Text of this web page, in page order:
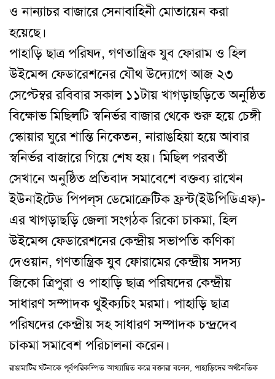
ও নান্যাচর বাজারে সেনাবাহিনী মোতায়েন করা
হয়েছে।
পাহাড়ি ছাত্র পরিষদ, গণতান্ত্রিক যুব ফোরাম ও হিল
উইমেন্স ফেডারেশনের যৌথ উদ্যোগে আজ ২৩
সেপ্টেম্বর রবিবার সকাল ১১টায় খাগড়াছড়িতে অনুষ্ঠিত
বিক্ষোভ মিছিলটি স্বনির্ভর বাজার থেকে শুরু হয়ে চেঙ্গী
স্কোয়ার ঘুরে শান্তি নিকেতন,নারাঙহিয়া হয়ে আবার
স্বনির্ভর বাজারে গিয়ে শেষ হয়।মিছিল পরবর্তী
সেখানে অনুষ্ঠিত প্রতিবাদ সমাবেশে বক্তব্য রাখেন
ইউনাইটেড পিপল্‌স ডেমোক্রেটিক ফ্রন্ট(ইউপিডিএফ)-
এর খাগড়াছড়ি জেলা সংগঠক রিকো চাকমা,হিল
উইমেন্স ফেডারেশনের কেন্দ্রীয় সভাপতি কণিকা
দেওয়ান, গণতান্ত্রিক যুব ফোরামের কেন্দ্রীয় সদস্য
জিকো ত্রিপুরা ও পাহাড়ি ছাত্র পরিষদের কেন্দ্রীয়
সাধারণ সম্পাদক থুইক্যচিং মরমা। পাহাড়ি ছাত্র
পরিষদের কেন্দ্রীয় সহ সাধারণ সম্পাদক চন্দ্রদেব
চাকমা সমাবেশ পরিচালনা করেন।
রাঙামাটির ঘটনাকে পূর্বপরিকল্পিত আখ্যায়িত করে বক্তারা বলেন, পাহাড়িদের অর্থনৈতিক